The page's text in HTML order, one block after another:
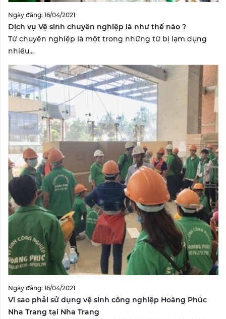
Ngày đăng: 16/04/2021
Dịch vụ Vệ sinh chuyên nghiệp là như thế nào ?
Từ chuyên nghiệp là một trong những từ bị lạm dụng
nhiều...
Ngày đăng: 16/04/2021
Vì sao phải sử dụng vệ sinh công nghiệp Hoàng Phúc
Nha Trang tại Nha Trang